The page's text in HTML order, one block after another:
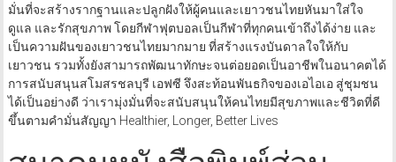
มั่นที่จะสร้างรากฐานและปลูกฝังให้ผู้คนและเยาวชนไทยหันมาใส่ใจ
ดูแล และรักสุขภาพ โดยกีฬาฟุตบอลเป็นกีฬาที่ทุกคนเข้าถึงได้ง่าย และ
เป็นความฝันของเยาวชนไทยมากมาย ที่สร้างแรงบันดาลใจให้กับ
เยาวชน รวมทั้งยังสามารถพัฒนาทักษะจนต่อยอดเป็นอาชีพในอนาคตได้
การสนับสนุนสโมสรชลบุรี เอฟซี จึงสะท้อนพันธกิจของเอไอเอ สู่ชุมชน
ได้เป็นอย่างดี ว่าเรามุ่งมั่นที่จะสนับสนุนให้คนไทยมีสุขภาพและชีวิตที่ดี
ขึ้นตามคำมั่นสัญญา Healthier, Longer, Better Lives